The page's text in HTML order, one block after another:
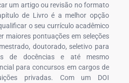
um artigo ou revisão no formato
de Livro é a melhor opção
o seu currículo acadêmico
maiores pontuações em seleções
doutorado, seletivo para
de docências e até mesmo
para concursos em cargos de
privadas. Com um DOI